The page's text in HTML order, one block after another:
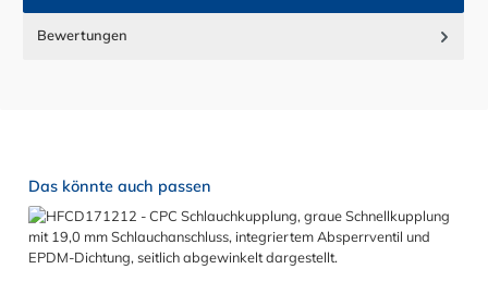
Bewertungen
Produktgalerie überspringen
Das könnte auch passen